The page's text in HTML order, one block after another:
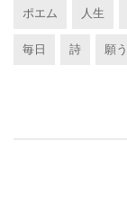
ポエム 人生
毎日 詩 願う